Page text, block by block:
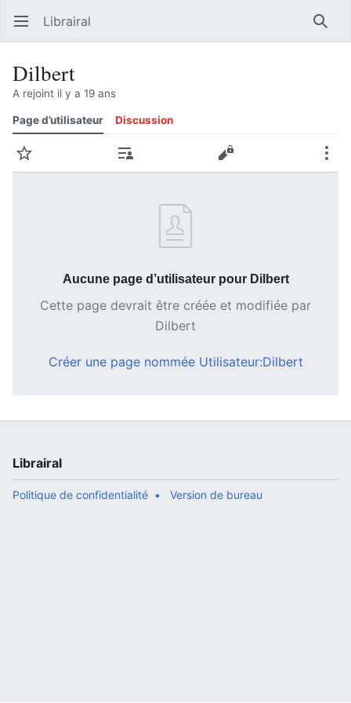
Ouvrir le menu principal Librairal
Dilbert
A rejoint il y a 19 ans
Page d’utilisateur Discussion
Suivre Contributions Plus
Aucune page d’utilisateur pour Dilbert
Cette page devrait être créée et modifiée par
Dilbert
Créer une page nommée Utilisateur:Dilbert
Librairal
Politique de confidentialité Version de bureau